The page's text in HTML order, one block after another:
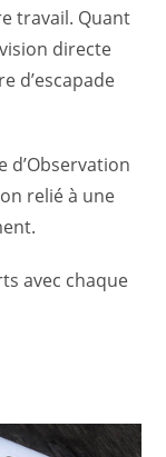
travail. Quant
directe
d’escapade
d’Observation
relié à une
avec chaque